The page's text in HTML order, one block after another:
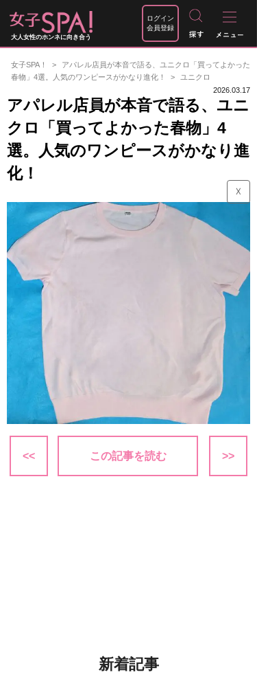
大人女性のホンネに向き合う
ログイン
会員登録
女子SPA！
アパレル店員が本音で語る、ユニクロ「買ってよかった
春物」4選。人気のワンピースがかなり進化！
ユニクロ
2026.03.17
アパレル店員が本音で語る、ユニ
クロ「買ってよかった春物」4
選。人気のワンピースがかなり進
化！
☓
<< この記事を読む >>
新着記事